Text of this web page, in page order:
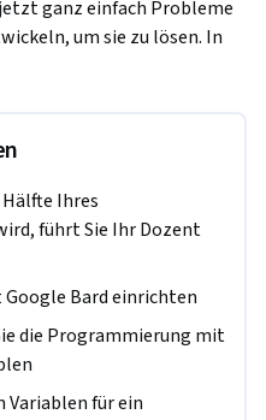
ganz einfach Probleme
um sie zu lösen. In
aufschlüsseln und uns dann
voll funktionsfähiges Spiel
Bard nutzen, um uns
wir werden es nutzen, um
und wir werden mit Bard
unser Verständnis dafür
werden Sie neue
können. Wenn Sie
Ihres
führt Sie Ihr Dozent
Google Bard einrichten
die Programmierung mit
Variablen für ein